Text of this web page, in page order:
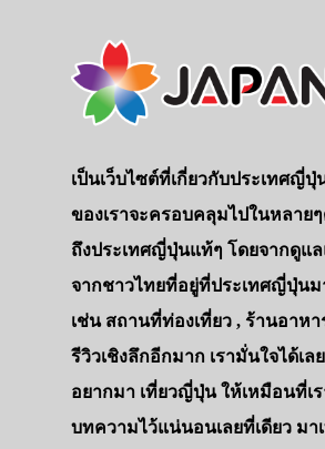
เป็นเว็บไซต์ที่เกี่ยวกับประเทศญี่
ของเราจะครอบคลุมไปในหลายๆ
ถึงประเทศญี่ปุ่นแท้ๆ โดยจากดูแ
จากชาวไทยที่อยู่ที่ประเทศญี่ปุ่น
เช่น สถานที่ท่องเที่ยว , ร้านอาห
รีวิวเชิงลึกอีกมาก เรามั่นใจได้เ
อยากมา เที่ยวญี่ปุ่น ให้เหมือนที่เร
บทความไว้แน่นอนเลยที่เดียว ม